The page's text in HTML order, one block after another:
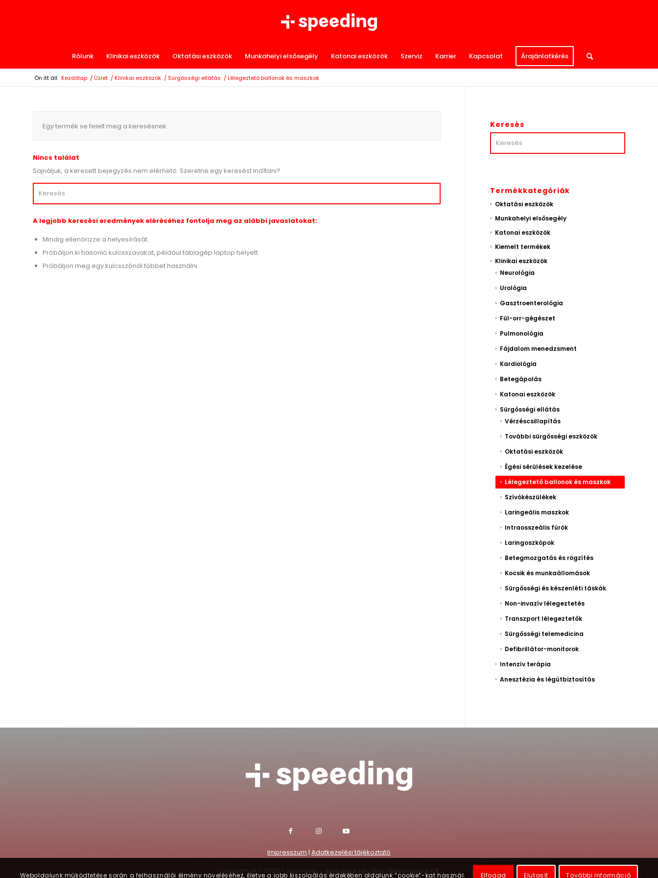
Rólunk Klinikai eszközök Oktatási eszközök Munkahelyi elsősegély Katonai eszközök Szerviz Karrier Kapcsolat Árajánlatkérés
Ön itt áll: Kezdőlap /Üzlet /Klinikai eszközök / Sürgősségi ellátás /Lélegeztető ballonok és maszkok
Egy termék se felelt meg a keresésnek.
Nincs találat
Sajnáljuk, a keresett bejegyzés nem elérhető. Szeretne egy keresést indítani?
A legjobb keresési eredmények eléréséhez fontolja meg az alábbi javaslatokat:
Mindig ellenőrizze a helyesírását.
Próbáljon ki hasonló kulcsszavakat, például táblagép laptop helyett.
Próbáljon meg egy kulcsszónál többet használni.
Keresés
Termékkategóriák
Oktatási eszközök
Munkahelyi elsősegély
Katonai eszközök
Kiemelt termékek
Klinikai eszközök
Neurológia
Urológia
Gasztroenterológia
Fül-orr-gégészet
Pulmonológia
Fájdalom menedzsment
Kardiológia
Betegápolás
Katonai eszközök
Sürgősségi ellátás
Vérzéscsillapítás
További sürgősségi eszközök
Oktatási eszközök
Égési sérülések kezelése
Lélegeztető ballonok és maszkok
Szívókészülékek
Laringeális maszkok
Intraosszeális fúrók
Laringoszkópok
Betegmozgatás és rögzítés
Kocsik és munkaállomások
Sürgősségi és készenléti táskák
Non-invazív lélegeztetés
Transzport lélegeztetők
Sürgősségi telemedicina
Defibrillátor-monitorok
Intenzív terápia
Anesztézia és légútbiztosítás
Impresszum | Adatkezelési tájékoztató
Copyright © – 2023 – Speeding – Weboldal készítés : Webergoline Kft.
Weboldalunk működtetése során a felhasználói élmény növeléséhez, illetve a jobb kiszolgálás érdekében oldalunk “cookie”-kat használ. Elfogad Elutasít További információ